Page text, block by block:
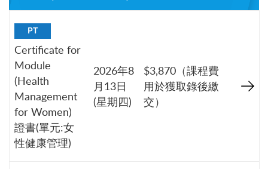
PT
Certificate for
Module
(Health
Management
for Women)
證書(單元:女
性健康管理)
2026年8
月13日
(星期四)
$3,870（課程費
用於獲取錄後繳
交）